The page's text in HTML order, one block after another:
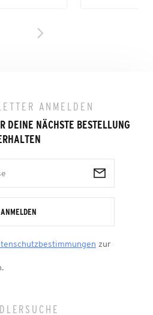
ANMELDEN
DEINE NÄCHSTE BESTELLUNG
ANMELDEN
zur